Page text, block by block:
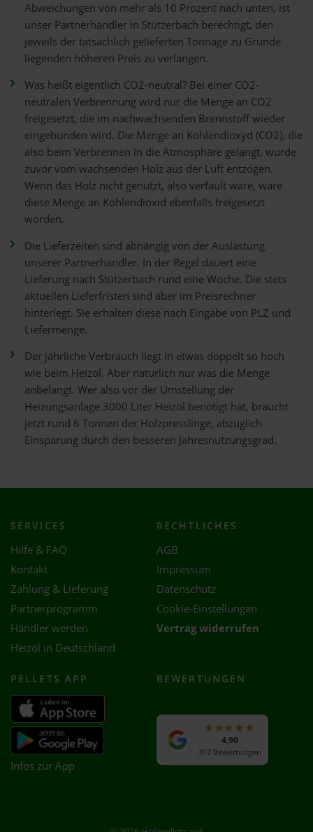
Abweichungen von mehr als 10 Prozent nach unten, ist
unser Partnerhändler in Stützerbach berechtigt, den
jeweils der tatsächlich gelieferten Tonnage zu Grunde
liegenden höheren Preis zu verlangen.
Was heißt eigentlich CO2-neutral? Bei einer CO2-
neutralen Verbrennung wird nur die Menge an CO2
freigesetzt, die im nachwachsenden Brennstoff wieder
eingebunden wird. Die Menge an Kohlendioxyd (CO2), die
also beim Verbrennen in die Atmosphäre gelangt, wurde
zuvor vom wachsenden Holz aus der Luft entzogen.
Wenn das Holz nicht genutzt, also verfault wäre, wäre
diese Menge an Kohlendioxid ebenfalls freigesetzt
worden.
Die Lieferzeiten sind abhängig von der Auslastung
unserer Partnerhändler. In der Regel dauert eine
Lieferung nach Stützerbach rund eine Woche. Die stets
aktuellen Lieferfristen sind aber im Preisrechner
hinterlegt. Sie erhalten diese nach Eingabe von PLZ und
Liefermenge.
Der jährliche Verbrauch liegt in etwas doppelt so hoch
wie beim Heizöl. Aber natürlich nur was die Menge
anbelangt. Wer also vor der Umstellung der
Heizungsanlage 3000 Liter Heizöl benötigt hat, braucht
jetzt rund 6 Tonnen der Holzpresslinge, abzüglich
Einsparung durch den besseren Jahresnutzungsgrad.
SERVICES
Hilfe & FAQ
Kontakt
Zahlung & Lieferung
Partnerprogramm
Händler werden
Heizöl in Deutschland
RECHTLICHES
AGB
Impressum
Datenschutz
Cookie-Einstellungen
Vertrag widerrufen
PELLETS APP
Infos zur App
BEWERTUNGEN
4,90
317 Bewertungen